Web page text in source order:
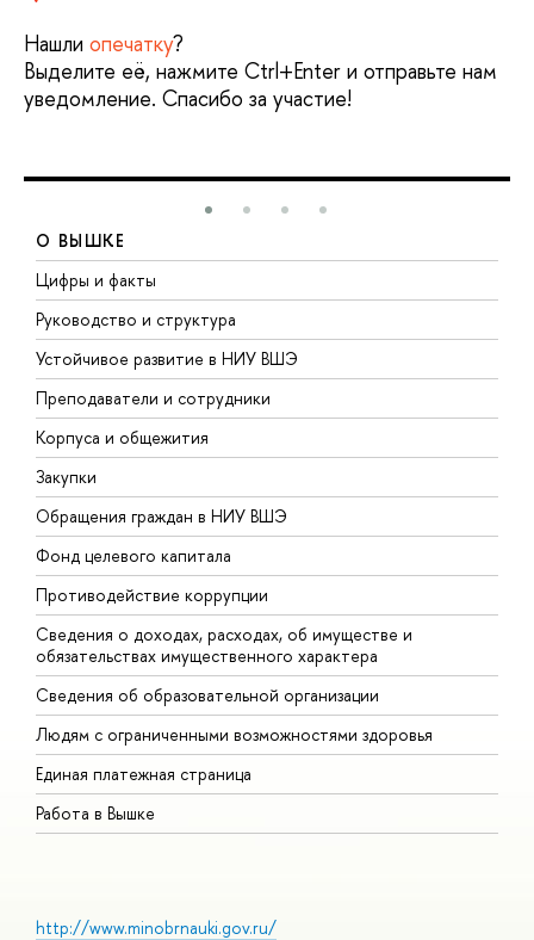
Нашли опечатку?
Выделите её, нажмите Ctrl+Enter и отправьте нам
уведомление. Спасибо за участие!
О ВЫШКЕ
Цифры и факты
Руководство и структура
Устойчивое развитие в НИУ ВШЭ
Преподаватели и сотрудники
Корпуса и общежития
Закупки
Обращения граждан в НИУ ВШЭ
Фонд целевого капитала
Противодействие коррупции
Сведения о доходах, расходах, об имуществе и
обязательствах имущественного характера
Сведения об образовательной организации
Людям с ограниченными возможностями здоровья
Единая платежная страница
Работа в Вышке
http://www.minobrnauki.gov.ru/